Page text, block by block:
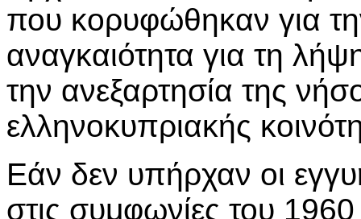
που κορυφώθηκαν για
αναγκαιότητα για τη
την ανεξαρτησία της
ελληνοκυπριακής
Εάν δεν υπήρχαν οι
στις συμφωνίες του 1960